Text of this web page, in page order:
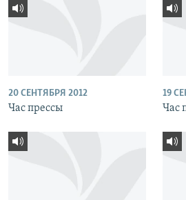
20 СЕНТЯБРЯ 2012
Час прессы
19
Час